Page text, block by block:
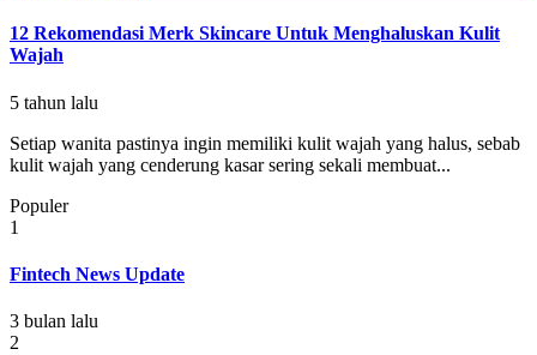
12 Rekomendasi Merk Skincare Untuk Menghaluskan Kulit
Wajah
5 tahun lalu
Setiap wanita pastinya ingin memiliki kulit wajah yang halus, sebab
kulit wajah yang cenderung kasar sering sekali membuat...
Populer
1
Fintech News Update
3 bulan lalu
2